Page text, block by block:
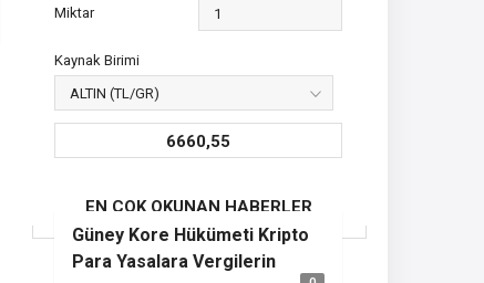
Miktar
Kaynak Birimi
6660,55
EN ÇOK OKUNAN HABERLER
Güney Kore Hükümeti Kripto
Para Yasalara Vergilerin